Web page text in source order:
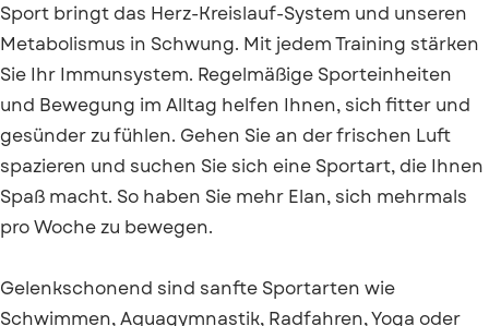
Sport bringt das Herz-Kreislauf-System und unseren
Metabolismus in Schwung. Mit jedem Training stärken
Sie Ihr Immunsystem. Regelmäßige Sporteinheiten
und Bewegung im Alltag helfen Ihnen, sich fitter und
gesünder zu fühlen. Gehen Sie an der frischen Luft
spazieren und suchen Sie sich eine Sportart, die Ihnen
Spaß macht. So haben Sie mehr Elan, sich mehrmals
pro Woche zu bewegen.
Gelenkschonend sind sanfte Sportarten wie
Schwimmen, Aquagymnastik, Radfahren, Yoga oder